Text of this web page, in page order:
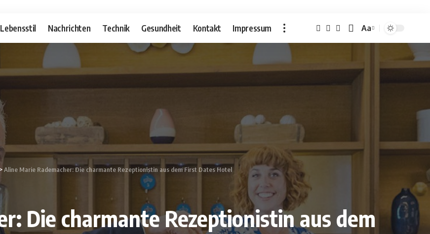
Lebensstil Nachrichten Technik Gesundheit Kontakt Impressum
Font
Aa
>Aline Marie Rademacher: Die charmante Rezeptionistin aus dem First Dates Hotel
Die charmante Rezeptionistin aus dem